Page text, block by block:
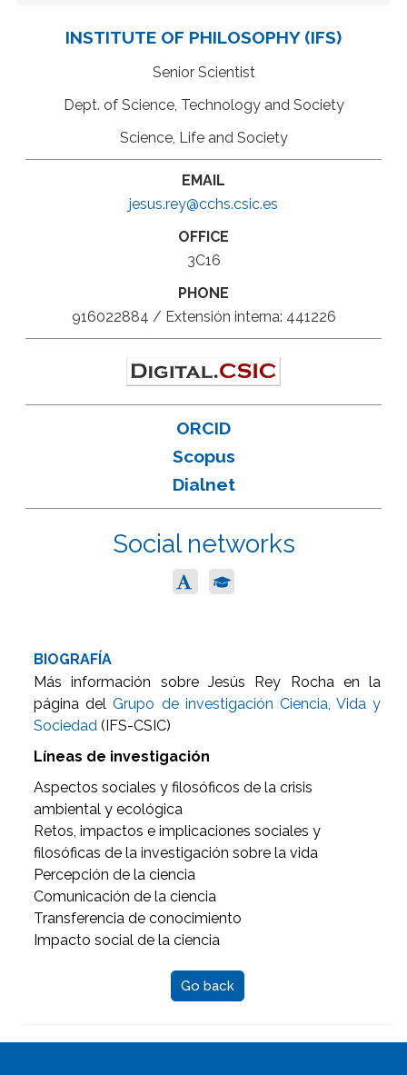
INSTITUTE OF PHILOSOPHY (IFS)
Senior Scientist
Dept. of Science, Technology and Society
Science, Life and Society
EMAIL
jesus.rey@cchs.csic.es
OFFICE
3C16
PHONE
916022884 / Extensión interna: 441226
ORCID
Scopus
Dialnet
Social networks
BIOGRAFÍA
Más información sobre Jesús Rey Rocha en la
página delGrupo de investigación Ciencia, Vida y
Sociedad (IFS-CSIC)
Líneas de investigación
Aspectos sociales y filosóficos de la crisis
ambiental y ecológica
Retos, impactos e implicaciones sociales y
filosóficas de la investigación sobre la vida
Percepción de la ciencia
Comunicación de la ciencia
Transferencia de conocimiento
Impacto social de la ciencia
Go back